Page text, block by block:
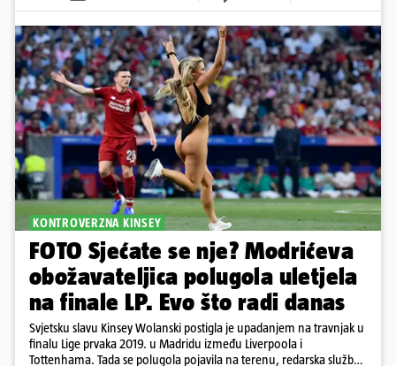
KONTROVERZNA KINSEY
FOTO Sjećate se nje? Modrićeva
obožavateljica polugola uletjela
na finale LP. Evo što radi danas
Svjetsku slavu Kinsey Wolanski postigla je upadanjem na travnjak u
finalu Lige prvaka 2019. u Madridu između Liverpoola i
Tottenhama. Tada se polugola pojavila na terenu, redarska služba